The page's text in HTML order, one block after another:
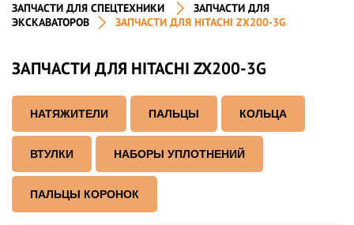
ЗАПЧАСТИ ДЛЯ СПЕЦТЕХНИКИ
ЗАПЧАСТИ ДЛЯ
ЭКСКАВАТОРОВ
ЗАПЧАСТИ ДЛЯ HITACHI ZX200-3G
ЗАПЧАСТИ ДЛЯ HITACHI ZX200-3G
НАТЯЖИТЕЛИ ПАЛЬЦЫ КОЛЬЦА
ВТУЛКИ НАБОРЫ УПЛОТНЕНИЙ
ПАЛЬЦЫ КОРОНОК